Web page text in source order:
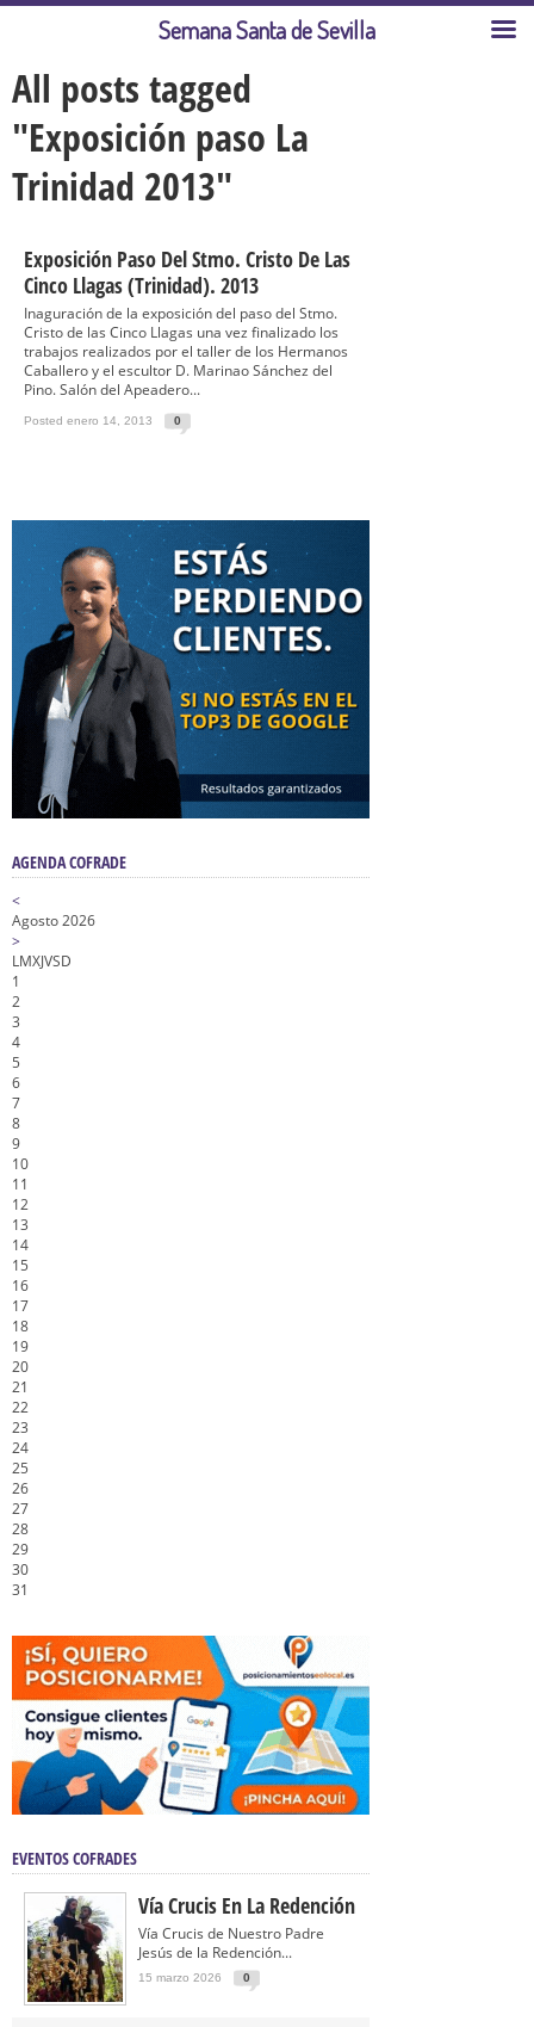
All posts tagged
"Exposición paso La
Trinidad 2013"
Exposición Paso Del Stmo. Cristo De Las
Cinco Llagas (Trinidad). 2013
Inaguración de la exposición del paso del Stmo.
Cristo de las Cinco Llagas una vez finalizado los
trabajos realizados por el taller de los Hermanos
Caballero y el escultor D. Marinao Sánchez del
Pino. Salón del Apeadero...
Posted enero 14, 2013 0
AGENDA COFRADE
<
Agosto 2026
>
LMXJVSD
1
2
3
4
5
6
7
8
9
10
11
12
13
14
15
16
17
18
19
20
21
22
23
24
25
26
27
28
29
30
31
EVENTOS COFRADES
Vía Crucis En La Redención
Vía Crucis de Nuestro Padre
Jesús de la Redención...
15 marzo 2026 0
Semana Santa de Sevilla